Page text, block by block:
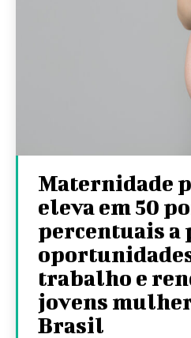
Maternidade
eleva em 50
percentuais a
trabalho e
jovens
Brasil